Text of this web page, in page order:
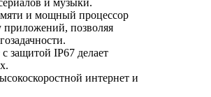
и музыки.
и мощный процессор
приложений, позволяя
защитой IP67 делает
интернет и